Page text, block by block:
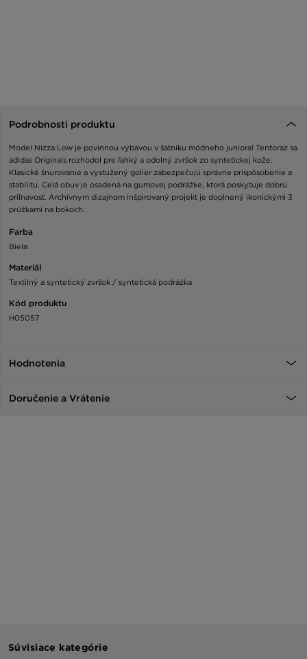
Podrobnosti produktu
Model Nizza Low je povinnou výbavou v šatníku módneho juniora! Tentoraz sa
adidas Originals rozhodol pre ľahký a odolný zvršok zo syntetickej kože.
Klasické šnurovanie a vystužený golier zabezpečujú správne prispôsobenie a
stabilitu. Celá obuv je osadená na gumovej podrážke, ktorá poskytuje dobrú
priľnavosť. Archívnym dizajnom inšpirovaný projekt je doplnený ikonickými 3
prúžkami na bokoch.
Farba
Biela
Materiál
Textilný a syntetický zvršok / syntetická podráźka
Kód produktu
H05057
Hodnotenia
Doručenie a Vrátenie
Súvisiace kategórie